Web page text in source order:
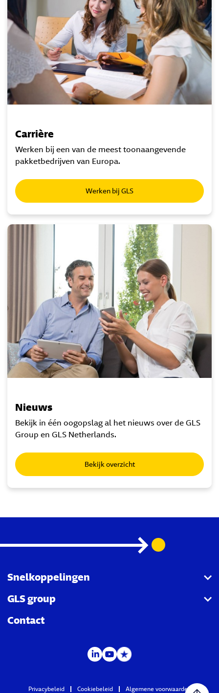
Carrière
Werken bij een van de meest toonaangevende
pakketbedrijven van Europa.
Werken bij GLS
Nieuws
Bekijk in één oogopslag al het nieuws over de GLS
Group en GLS Netherlands.
Bekijk overzicht
Snelkoppelingen
GLS API
LabelLite
GLS group
Group page
Contact
Privacybeleid Cookiebeleid Algemene voorwaarden